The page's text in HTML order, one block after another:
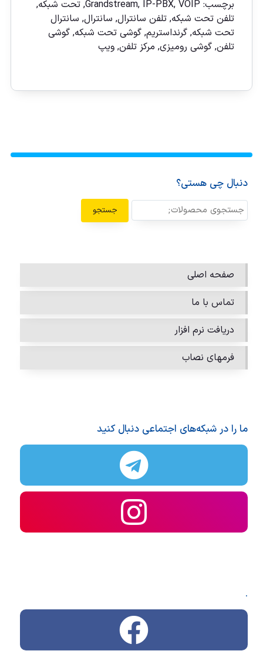
برچسب:
Grandstream, IP-PBX,VOIP
, تحت شبکه,
تلفن تحت شبکه, تلفن سانترال, سانترال, سانترال
تحت شبكه, گرنداستريم, گوشی تحت شبکه, گوشی
تلفن, گوشی رومیزی, مركز تلفن, ويپ
دنبال چی هستی؟
جستجو
صفحه اصلی
تماس با ما
دریافت نرم افزار
فرمهای نصاب
ما را در شبکه‌های اجتماعی دنبال کنید
.